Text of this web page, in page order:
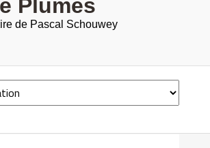
Plumes
de Pascal Schouwey